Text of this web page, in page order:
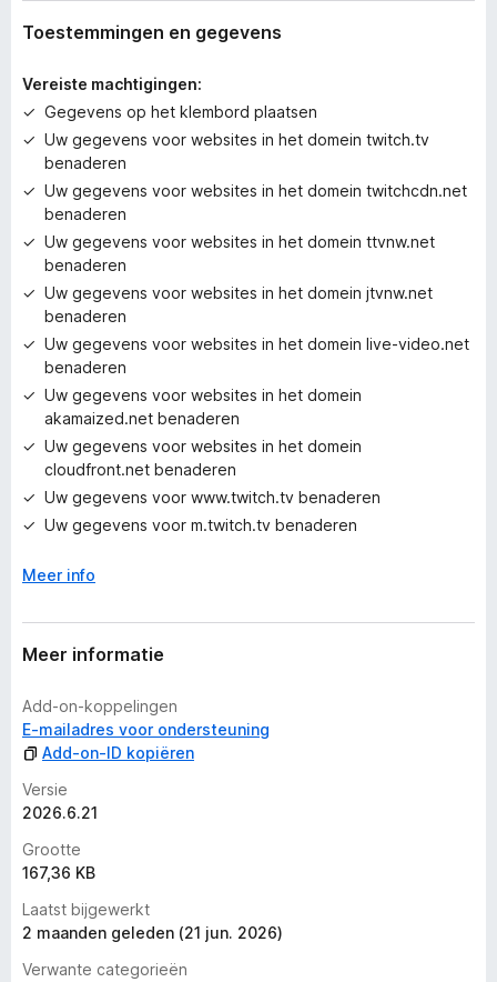
e
n
a
r
d
r
n
Toestemmingen en gegevens
Vereiste machtigingen:
Gegevens op het klembord plaatsen
Uw gegevens voor websites in het domein twitch.tv
benaderen
Uw gegevens voor websites in het domein twitchcdn.net
benaderen
Uw gegevens voor websites in het domein ttvnw.net
benaderen
Uw gegevens voor websites in het domein jtvnw.net
benaderen
Uw gegevens voor websites in het domein live-video.net
benaderen
Uw gegevens voor websites in het domein
akamaized.net benaderen
Uw gegevens voor websites in het domein
cloudfront.net benaderen
Uw gegevens voor www.twitch.tv benaderen
Uw gegevens voor m.twitch.tv benaderen
Meer info
Meer informatie
Add-on-koppelingen
E-mailadres voor ondersteuning
Add-on-ID kopiëren
Versie
2026.6.21
Grootte
167,36 KB
Laatst bijgewerkt
2 maanden geleden (21 jun. 2026)
Verwante categorieën